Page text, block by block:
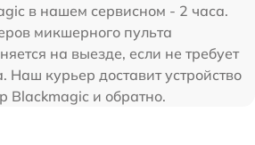
в нашем сервисном - 2 часа.
микшерного пульта
на выезде, если не требует
Наш курьер доставит устройство
Blackmagic и обратно.